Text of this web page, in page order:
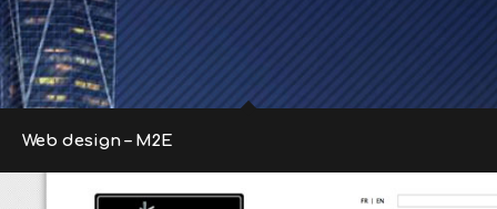
Web design – M2E